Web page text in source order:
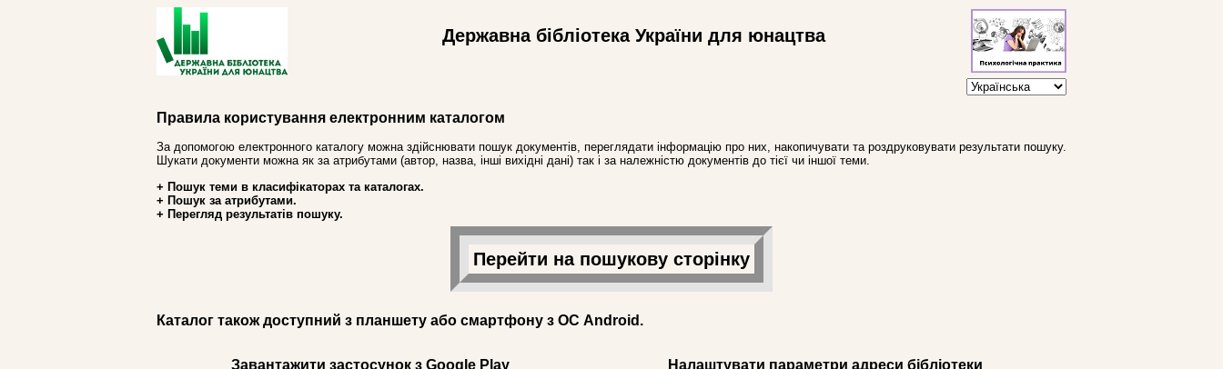
Державна бібліотека України для юнацтва
Правила користування електронним каталогом
За допомогою електронного каталогу можна здійснювати пошук документів, переглядати інформацію про них, накопичувати та роздруковувати результати пошуку.
Шукати документи можна як за атрибутами (автор, назва, інші вихідні дані) так і за належністю документів до тієї чи іншої теми.
+ Пошук теми в класифікаторах та каталогах.
+ Пошук за атрибутами.
+ Перегляд результатів пошуку.
Перейти на пошукову сторінку
Каталог також доступний з планшету або смартфону з ОС Android.
Завантажити застосунок з Google Play Налаштувати параметри адреси бібліотеки